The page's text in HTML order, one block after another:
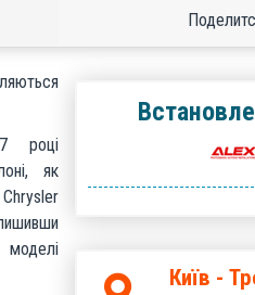
році
як
моделі
Київ -